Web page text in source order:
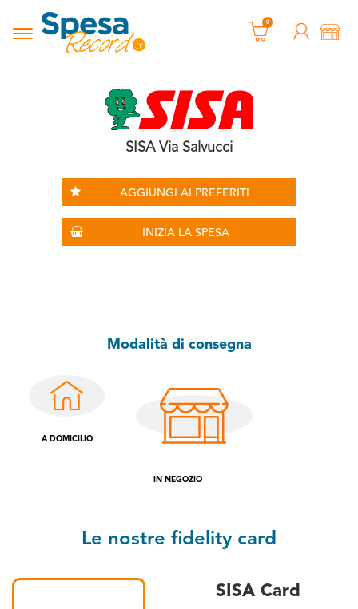
0
SISA Via Salvucci
AGGIUNGI AI PREFERITI
INIZIA LA SPESA
Modalità di consegna
A DOMICILIO
IN NEGOZIO
Le nostre fidelity card
SISA Card